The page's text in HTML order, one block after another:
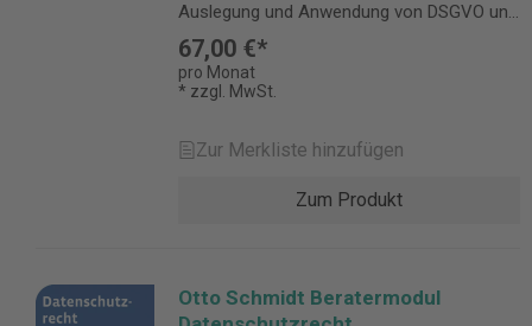
Auslegung und Anwendung von DSGVO und
BDSG unbedingt beherrschen. Den
effizientesten Weg gehen Sie mit juris
Datenschutz. Die intelligente
nur einem Mausklick die Recherche in
führender Literatur, aktuellen Zeitschriften,
ständige Aktualisierung der
das exzellente juris Wissensmanagement
garantieren Ihnen vollständige
67,00 €*
pro Monat
* zzgl. MwSt.
Zur Merkliste hinzufügen
Zum Produkt
Otto Schmidt Beratermodul